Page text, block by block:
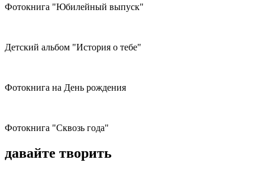
Фотокнига "Юбилейный выпуск"
Детский альбом "История о тебе"
Фотокнига на День рождения
Фотокнига "Сквозь года"
давайте творить